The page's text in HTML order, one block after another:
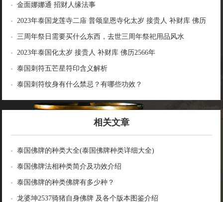
金面娜娜通 招财人缘法事
2023年泰国龙莲寺二庙 普颂皇恩寺化太岁 接贵人 补财库 佛历
2566年
三周年祭日需要买什么东西，去世三周年祭祀用品风水
2023年泰国化太岁 接贵人 补财库 佛历2566年
泰国刺符五芒星符印含义解析
泰国刺符纹身有什么禁忌？有哪些功效？
相关文章
泰国佛牌的种类大全(泰国佛牌种类详细大全)
泰国佛牌法相种类简介及功效介绍
泰国佛牌的种类佛牌有多少种？
龙婆坤2537骑猪自身佛牌 及各个版本图鉴介绍